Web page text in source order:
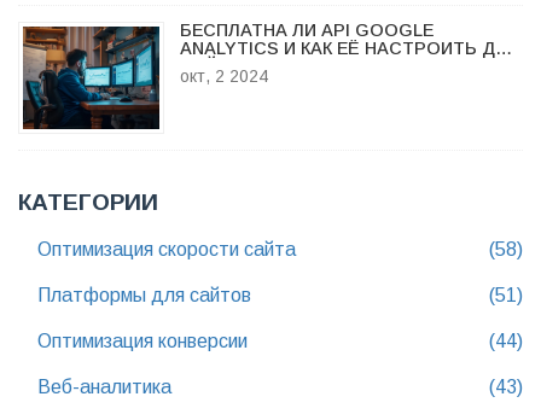
БЕСПЛАТНА ЛИ API GOOGLE
ANALYTICS И КАК ЕЁ НАСТРОИТЬ ДЛЯ
САЙТА
окт, 2 2024
КАТЕГОРИИ
Оптимизация скорости сайта (58)
Платформы для сайтов (51)
Оптимизация конверсии (44)
Веб-аналитика (43)